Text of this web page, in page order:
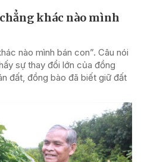
khác nào mình
nào mình bán con”. Câu nói
sự thay đổi lớn của đồng
đất, đồng bào đã biết giữ đất